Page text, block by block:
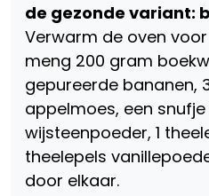
de gezonde variant:
Verwarm de oven
meng 200 gram
gepureerde bananen,
appelmoes, een
wijsteenpoeder, 1
theelepels
door elkaar.